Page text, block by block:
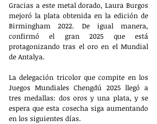
Gracias a este metal dorado, Laura Burgos
mejoró la plata obtenida en la edición de
Birmingham 2022. De igual manera,
confirmó el gran 2025 que está
protagonizando tras el oro en el Mundial
de Antalya.
La delegación tricolor que compite en los
Juegos Mundiales Chengdú 2025 llegó a
tres medallas: dos oros y una plata, y se
espera que esta cosecha siga aumentando
en los siguientes días.